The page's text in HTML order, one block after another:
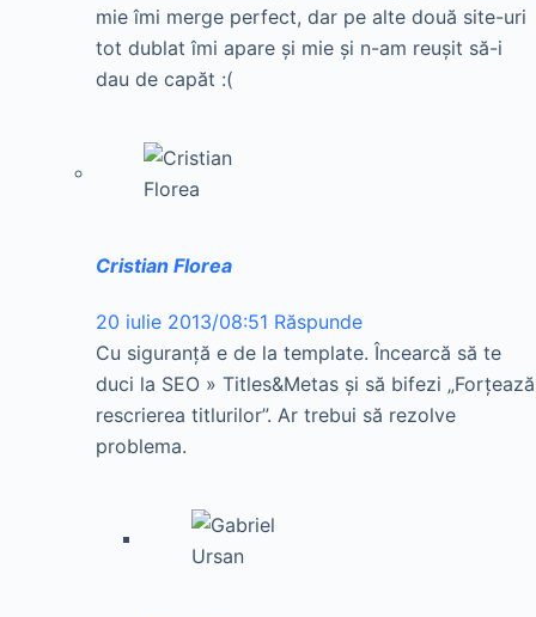
mie îmi merge perfect, dar pe alte două site-uri
tot dublat îmi apare și mie și n-am reușit să-i
dau de capăt :(
Cristian Florea
20 iulie 2013/08:51 Răspunde
Cu siguranţă e de la template. Încearcă să te
duci la SEO » Titles&Metas şi să bifezi „Forțează
rescrierea titlurilor”. Ar trebui să rezolve
problema.